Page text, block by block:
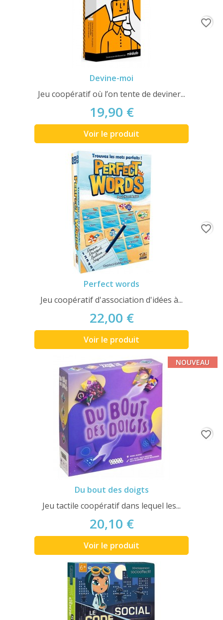
Devine-moi
Jeu coopératif où l’on tente de deviner...
19,90 €
Voir le produit
favorite_border
Perfect words
Jeu coopératif d'association d'idées à...
22,00 €
Voir le produit
favorite_border
Du bout des doigts
Jeu tactile coopératif dans lequel les...
20,10 €
Voir le produit
NOUVEAU
favorite_border